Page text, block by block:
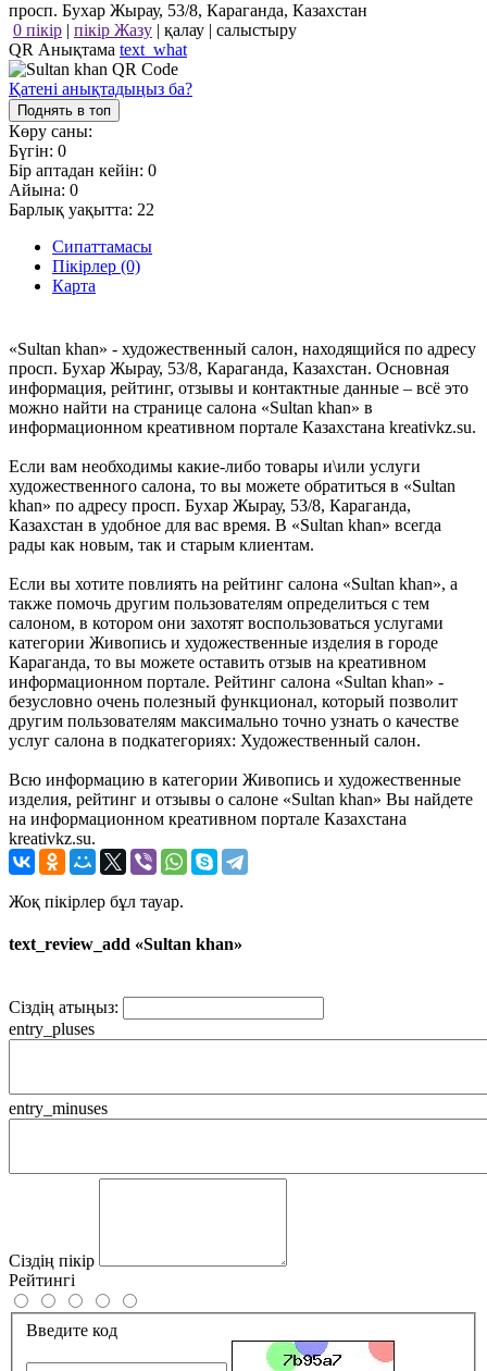
просп. Бухар Жырау, 53/8, Караганда, Казахстан
0 пікір | пікір Жазу | қалау | салыстыру
QR Анықтама text_what
Қатені анықтадыңыз ба?
Поднять в топ
Көру саны:
Бүгін: 0
Бір аптадан кейін: 0
Айына: 0
Барлық уақытта: 22
Сипаттамасы
Пікірлер (0)
Карта
«Sultan khan» - художественный салон, находящийся по адресу
просп. Бухар Жырау, 53/8, Караганда, Казахстан. Основная
информация, рейтинг, отзывы и контактные данные – всё это
можно найти на странице салона «Sultan khan» в
информационном креативном портале Казахстана kreativkz.su.
Если вам необходимы какие-либо товары и\или услуги
художественного салона, то вы можете обратиться в «Sultan
khan» по адресу просп. Бухар Жырау, 53/8, Караганда,
Казахстан в удобное для вас время. В «Sultan khan» всегда
рады как новым, так и старым клиентам.
Если вы хотите повлиять на рейтинг салона «Sultan khan», а
также помочь другим пользователям определиться с тем
салоном, в котором они захотят воспользоваться услугами
категории Живопись и художественные изделия в городе
Караганда, то вы можете оставить отзыв на креативном
информационном портале. Рейтинг салона «Sultan khan» -
безусловно очень полезный функционал, который позволит
другим пользователям максимально точно узнать о качестве
услуг салона в подкатегориях: Художественный салон.
Всю информацию в категории Живопись и художественные
изделия, рейтинг и отзывы о салоне «Sultan khan» Вы найдете
на информационном креативном портале Казахстана
kreativkz.su.
Жоқ пікірлер бұл тауар.
text_review_add «Sultan khan»
Сіздің атыңыз:
entry_pluses
entry_minuses
Сіздің пікір
Рейтингі
Введите код